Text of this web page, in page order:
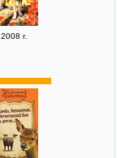
2008 г.